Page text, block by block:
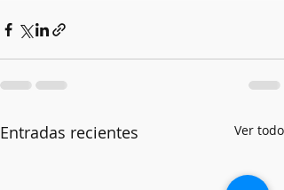
Entradas recientes Ver todo